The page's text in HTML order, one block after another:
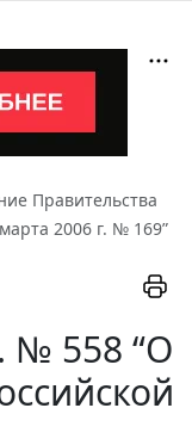
Правительства
2006 г. № 169”
№ 558 “О